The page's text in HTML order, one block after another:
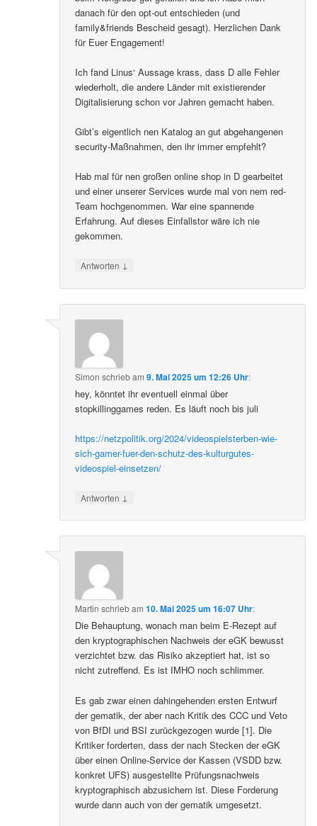
danach für den opt-out entschieden (und
family&friends Bescheid gesagt). Herzlichen Dank
für Euer Engagement!
Ich fand Linus‘ Aussage krass, dass D alle Fehler
wiederholt, die andere Länder mit existierender
Digitalisierung schon vor Jahren gemacht haben.
Gibt’s eigentlich nen Katalog an gut abgehangenen
security-Maßnahmen, den ihr immer empfehlt?
Hab mal für nen großen online shop in D gearbeitet
und einer unserer Services wurde mal von nem red-
Team hochgenommen. War eine spannende
Erfahrung. Auf dieses Einfallstor wäre ich nie
gekommen.
Antworten ↓
Simon schriebam9. Mai 2025 um 12:26 Uhr:
hey, könntet ihr eventuell einmal über
stopkillinggames reden. Es läuft noch bis juli
https://netzpolitik.org/2024/videospielsterben-wie-
sich-gamer-fuer-den-schutz-des-kulturgutes-
videospiel-einsetzen/
Antworten ↓
Martin schriebam10. Mai 2025 um 16:07 Uhr:
Die Behauptung, wonach man beim E-Rezept auf
den kryptographischen Nachweis der eGK bewusst
verzichtet bzw. das Risiko akzeptiert hat, ist so
nicht zutreffend. Es ist IMHO noch schlimmer.
Es gab zwar einen dahingehenden ersten Entwurf
der gematik, der aber nach Kritik des CCC und Veto
von BfDI und BSI zurückgezogen wurde [1]. Die
Kritiker forderten, dass der nach Stecken der eGK
über einen Online-Service der Kassen (VSDD bzw.
konkret UFS) ausgestellte Prüfungsnachweis
kryptographisch abzusichern ist. Diese Forderung
wurde dann auch von der gematik umgesetzt.